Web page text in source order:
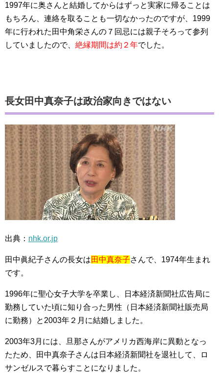
1997年に奥さんと結婚してからはずっと実家に帰ることは
もちろん、連絡を取ることも一切なかったのですが、1999
年に行われた田中角栄さんの７回忌には親子そろって参列
していましたので、 絶縁期間は約２年でした。
長女田中真奈子は政治家向きではない
出典： nhk.or.jp
田中眞紀子さんの長女は田中真奈子さんで、1974年生まれ
です。
1996年に聖心女子大学を卒業し、日本経済新聞社広告局に
勤務していた頃に知り合った男性（日本経済新聞社販売局
に勤務）と2003年２月に結婚しました。
2003年3月には、旦那さんがアメリカ西海岸に異動となっ
たため、田中真奈子さんは日本経済新聞社を退社して、ロ
サンゼルスで暮らすことになりました。